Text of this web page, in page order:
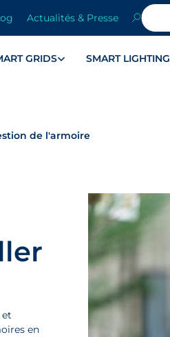
GRIDS SMART LIGHTING
Actualités & Presse
de l'armoire
et
en